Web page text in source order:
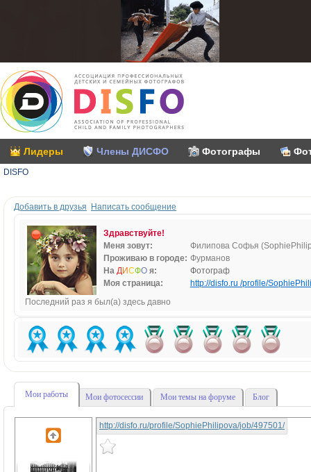
Лидеры Члены ДИСФО Фотографы
DISFO
Добавить в друзья Написать сообщение
Здравствуйте!
Меня зовут:
Филипова Софья
Проживаю в городе: Фурманов
На ДИСФО я:
Фотограф
Моя страница:
http://disfo.ru /profile/
Последний раз я был(а) здесь давно
Мои работы Мои фотосессии Мои темы на форуме Блог
http://disfo.ru/profile/SophiePhilipova/job/497501/